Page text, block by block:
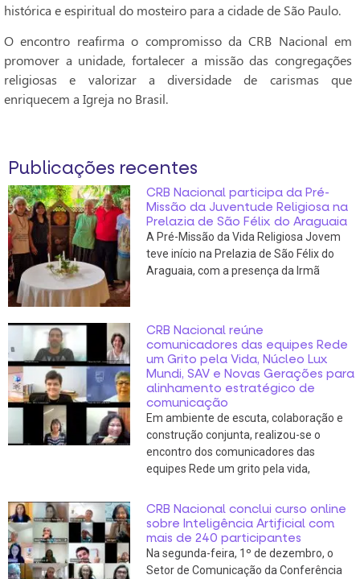
histórica e espiritual do mosteiro para a cidade de São Paulo.
O encontro reafirma o compromisso da CRB Nacional em
promover a unidade, fortalecer a missão das congregações
religiosas e valorizar a diversidade de carismas que
enriquecem a Igreja no Brasil.
Publicações recentes
CRB Nacional participa da Pré-
Missão da Juventude Religiosa na
Prelazia de São Félix do Araguaia
A Pré-Missão da Vida Religiosa Jovem
teve início na Prelazia de São Félix do
Araguaia, com a presença da Irmã
CRB Nacional reúne
comunicadores das equipes Rede
um Grito pela Vida, Núcleo Lux
Mundi, SAV e Novas Gerações para
alinhamento estratégico de
comunicação
Em ambiente de escuta, colaboração e
construção conjunta, realizou-se o
encontro dos comunicadores das
equipes Rede um grito pela vida,
CRB Nacional conclui curso online
sobre Inteligência Artificial com
mais de 240 participantes
Na segunda-feira, 1º de dezembro, o
Setor de Comunicação da Conferência